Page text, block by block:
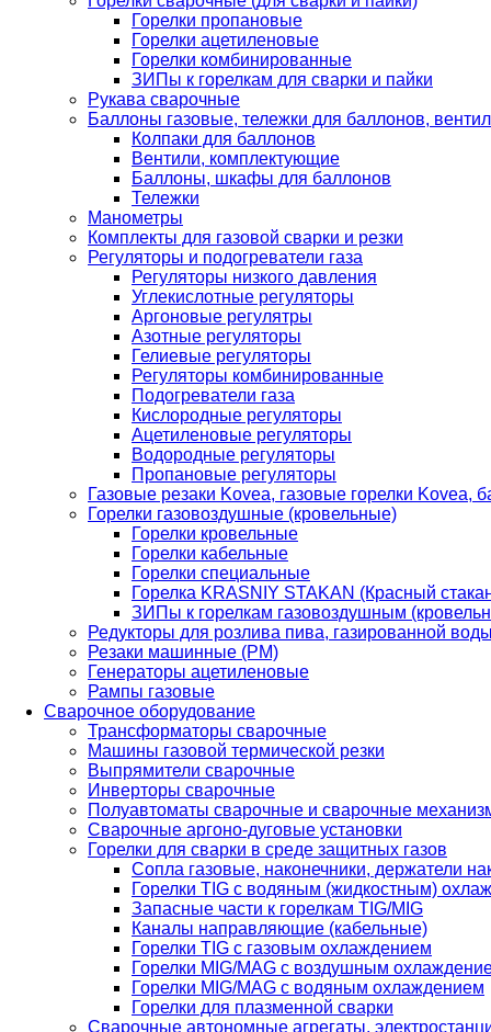
Горелки пропановые
Горелки ацетиленовые
Горелки комбинированные
ЗИПы к горелкам для сварки и пайки
Рукава сварочные
Баллоны газовые, тележки для баллонов,
Колпаки для баллонов
Вентили, комплектующие
Баллоны, шкафы для баллонов
Тележки
Манометры
Комплекты для газовой сварки и резки
Регуляторы и подогреватели газа
Регуляторы низкого давления
Углекислотные регуляторы
Аргоновые регулятры
Азотные регуляторы
Гелиевые регуляторы
Регуляторы комбинированные
Подогреватели газа
Кислородные регуляторы
Ацетиленовые регуляторы
Водородные регуляторы
Пропановые регуляторы
Газовые резаки Kovea, газовые горелки Kovea,
Горелки газовоздушные (кровельные)
Горелки кровельные
Горелки кабельные
Горелки специальные
Горелка KRASNIY STAKAN (Красный
ЗИПы к горелкам газовоздушным
Редукторы для розлива пива, газированной
Резаки машинные (РМ)
Генераторы ацетиленовые
Рампы газовые
Сварочное оборудование
Трансформаторы сварочные
Машины газовой термической резки
Выпрямители сварочные
Инверторы сварочные
Полуавтоматы сварочные и сварочные
Сварочные аргоно-дуговые установки
Горелки для сварки в среде защитных газов
Сопла газовые, наконечники, держатели
Горелки TIG с водяным (жидкостным)
Запасные части к горелкам TIG/MIG
Каналы направляющие (кабельные)
Горелки TIG с газовым охлаждением
Горелки MIG/MAG с воздушным
Горелки MIG/MAG с водяным охлаждением
Горелки для плазменной сварки
Сварочные автономные агрегаты,